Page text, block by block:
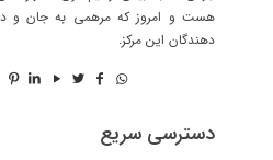
هست و امروز که مرهمی به جان و دل
دهندگان این مرکز.
دسترسی سریع